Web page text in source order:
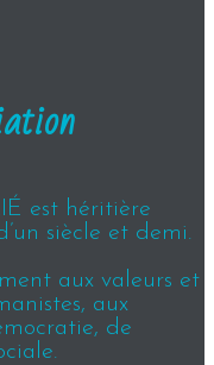
est héritière
siècle et demi.
aux valeurs et
aux
de